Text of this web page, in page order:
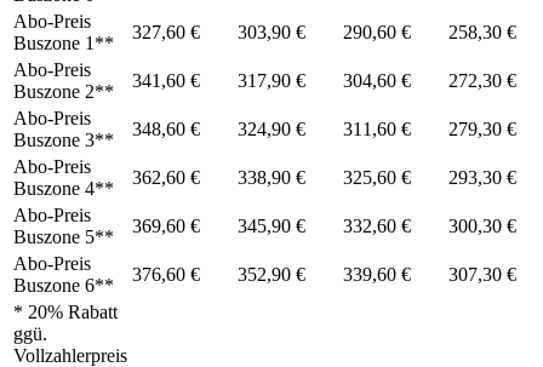
Abo-Preis
Buszone 1**
327,60 € 303,90 € 290,60 €
258,30 €
Abo-Preis
Buszone 2**
341,60 € 317,90 € 304,60 €
272,30 €
Abo-Preis
Buszone 3**
348,60 € 324,90 € 311,60 €
279,30 €
Abo-Preis
Buszone 4**
362,60 € 338,90 € 325,60 €
293,30 €
Abo-Preis
Buszone 5**
369,60 € 345,90 € 332,60 €
300,30 €
Abo-Preis
Buszone 6**
376,60 € 352,90 € 339,60 €
307,30 €
* 20% Rabatt
ggü.
Vollzahlerpreis